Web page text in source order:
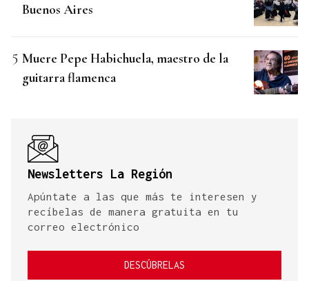
Buenos Aires
Muere Pepe Habichuela, maestro de la
guitarra flamenca
Newsletters La Región
Apúntate a las que más te interesen y
recíbelas de manera gratuita en tu
correo electrónico
DESCÚBRELAS